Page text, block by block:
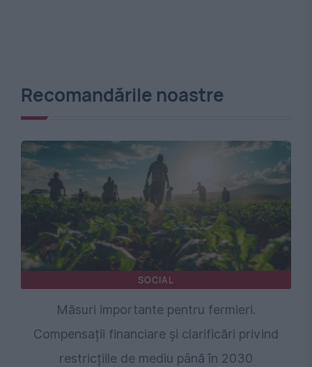
Recomandările noastre
SOCIAL
Măsuri importante pentru fermieri.
Compensații financiare și clarificări privind
restricțiile de mediu până în 2030